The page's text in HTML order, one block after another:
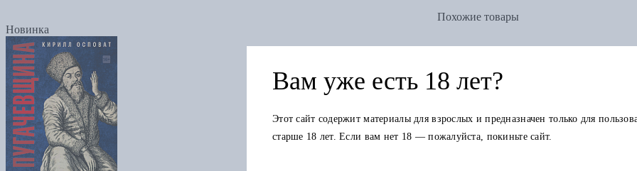
Похожие товары
Новинка
Вам уже есть 18 лет?
Этот сайт содержит материалы для взрослых и предназначен только для
старше 18 лет. Если вам нет 18 — пожалуйста, покиньте сайт.